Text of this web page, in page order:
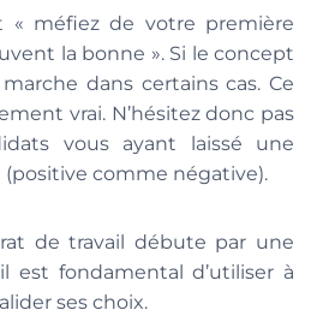
« méfiez de votre première
la bonne ». Si le concept
dans certains cas. Ce
vrai. N’hésitez donc pas
vous ayant laissé une
comme négative).
de travail débute par une
est fondamental d’utiliser à
ses choix.